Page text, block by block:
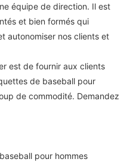
équipe de direction. Il est
et bien formés qui
autonomiser nos clients et
est de fournir aux clients
de baseball pour
de commodité. Demandez
pour hommes